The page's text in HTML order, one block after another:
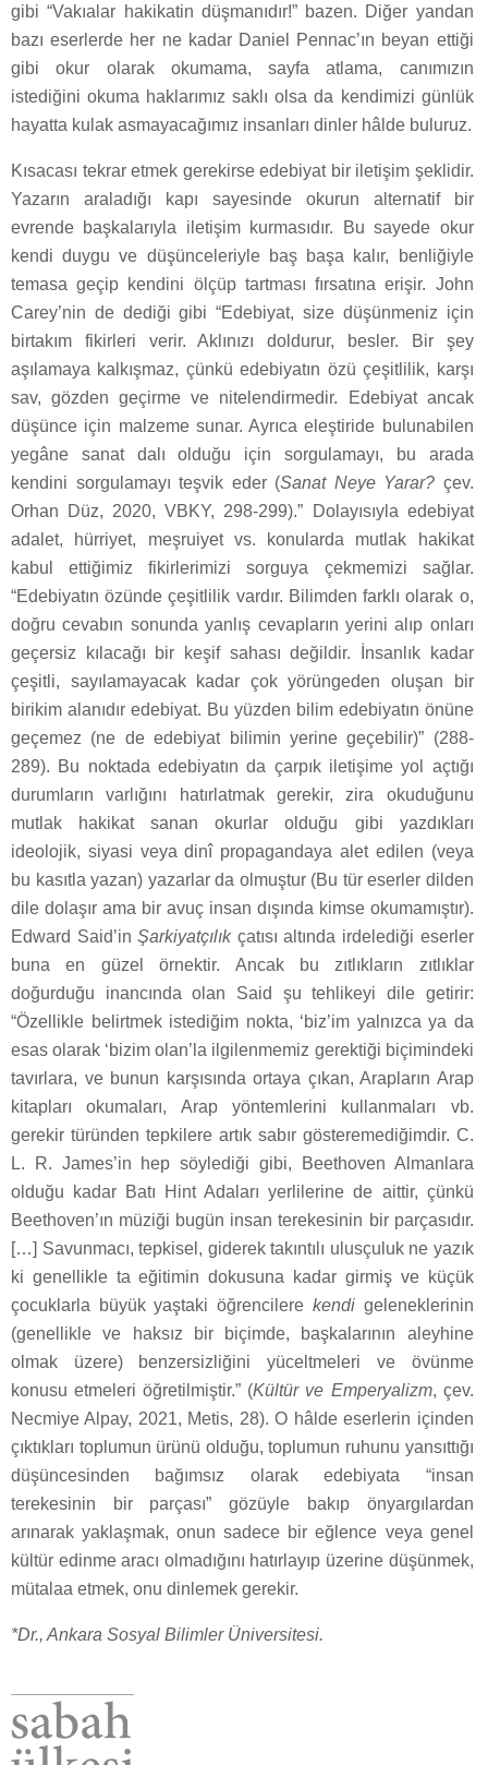
gibi “Vakıalar hakikatin düşmanıdır!” bazen. Diğer yandan
bazı eserlerde her ne kadar Daniel Pennac’ın beyan ettiği
gibi okur olarak okumama, sayfa atlama, canımızın
istediğini okuma haklarımız saklı olsa da kendimizi günlük
hayatta kulak asmayacağımız insanları dinler hâlde buluruz.
Kısacası tekrar etmek gerekirse edebiyat bir iletişim şeklidir.
Yazarın araladığı kapı sayesinde okurun alternatif bir
evrende başkalarıyla iletişim kurmasıdır. Bu sayede okur
kendi duygu ve düşünceleriyle baş başa kalır, benliğiyle
temasa geçip kendini ölçüp tartması fırsatına erişir. John
Carey’nin de dediği gibi “Edebiyat, size düşünmeniz için
birtakım fikirleri verir. Aklınızı doldurur, besler. Bir şey
aşılamaya kalkışmaz, çünkü edebiyatın özü çeşitlilik, karşı
sav, gözden geçirme ve nitelendirmedir. Edebiyat ancak
düşünce için malzeme sunar. Ayrıca eleştiride bulunabilen
yegâne sanat dalı olduğu için sorgulamayı, bu arada
kendini sorgulamayı teşvik eder (Sanat Neye Yarar? çev.
Orhan Düz, 2020, VBKY, 298-299).” Dolayısıyla edebiyat
adalet, hürriyet, meşruiyet vs. konularda mutlak hakikat
kabul ettiğimiz fikirlerimizi sorguya çekmemizi sağlar.
“Edebiyatın özünde çeşitlilik vardır. Bilimden farklı olarak o,
doğru cevabın sonunda yanlış cevapların yerini alıp onları
geçersiz kılacağı bir keşif sahası değildir. İnsanlık kadar
çeşitli, sayılamayacak kadar çok yörüngeden oluşan bir
birikim alanıdır edebiyat. Bu yüzden bilim edebiyatın önüne
geçemez (ne de edebiyat bilimin yerine geçebilir)” (288-
289). Bu noktada edebiyatın da çarpık iletişime yol açtığı
durumların varlığını hatırlatmak gerekir, zira okuduğunu
mutlak hakikat sanan okurlar olduğu gibi yazdıkları
ideolojik, siyasi veya dinî propagandaya alet edilen (veya
bu kasıtla yazan) yazarlar da olmuştur (Bu tür eserler dilden
dile dolaşır ama bir avuç insan dışında kimse okumamıştır).
Edward Said’inŞarkiyatçılıkçatısı altında irdelediği eserler
buna en güzel örnektir. Ancak bu zıtlıkların zıtlıklar
doğurduğu inancında olan Said şu tehlikeyi dile getirir:
“Özellikle belirtmek istediğim nokta, ‘biz’im yalnızca ya da
esas olarak ‘bizim olan’la ilgilenmemiz gerektiği biçimindeki
tavırlara, ve bunun karşısında ortaya çıkan, Arapların Arap
kitapları okumaları, Arap yöntemlerini kullanmaları vb.
gerekir türünden tepkilere artık sabır gösteremediğimdir. C.
L. R. James’in hep söylediği gibi, Beethoven Almanlara
olduğu kadar Batı Hint Adaları yerlilerine de aittir, çünkü
Beethoven’ın müziği bugün insan terekesinin bir parçasıdır.
[…] Savunmacı, tepkisel, giderek takıntılı ulusçuluk ne yazık
ki genellikle ta eğitimin dokusuna kadar girmiş ve küçük
çocuklarla büyük yaştaki öğrencilere kendigeleneklerinin
(genellikle ve haksız bir biçimde, başkalarının aleyhine
olmak üzere) benzersizliğini yüceltmeleri ve övünme
konusu etmeleri öğretilmiştir.” (Kültür ve Emperyalizm, çev.
Necmiye Alpay, 2021, Metis, 28). O hâlde eserlerin içinden
çıktıkları toplumun ürünü olduğu, toplumun ruhunu yansıttığı
düşüncesinden bağımsız olarak edebiyata “insan
terekesinin bir parçası” gözüyle bakıp önyargılardan
arınarak yaklaşmak, onun sadece bir eğlence veya genel
kültür edinme aracı olmadığını hatırlayıp üzerine düşünmek,
mütalaa etmek, onu dinlemek gerekir.
*Dr., Ankara Sosyal Bilimler Üniversitesi.